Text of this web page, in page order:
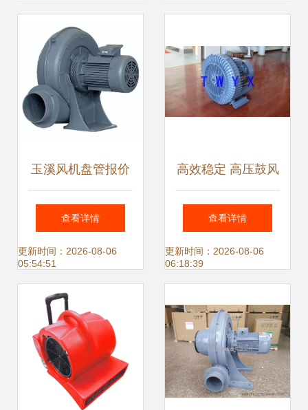
析
玉溪风机盘管报价
指南 维尔利机电专
业解决方案与在线
咨询服务
查看详情
更新时间：2026-08-06
05:54:51
高效稳定 高压鼓风
机及罗茨鼓风机产
品报价——上海与
查看详情
更新时间：2026-08-06
06:18:39